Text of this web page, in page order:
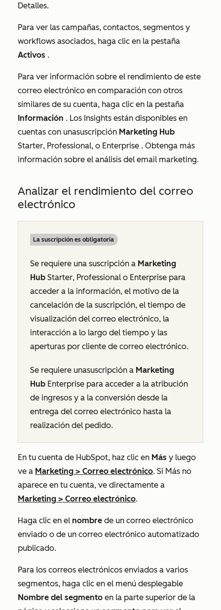
Detalles.
Para ver las campañas, contactos, segmentos y
workflows asociados, haga clic en la pestaña
Activos .
Para ver información sobre el rendimiento de este
correo electrónico en comparación con otros
similares de su cuenta, haga clic en la pestaña
Información . Los Insights están disponibles en
cuentas con unasuscripción Marketing Hub
Starter, Professional, o Enterprise . Obtenga más
información sobre el análisis del email marketing.
Analizar el rendimiento del correo
electrónico
La suscripción es obligatoria
Se requiere una suscripción a Marketing
Hub Starter, Professional o Enterprise para
acceder a la información, el motivo de la
cancelación de la suscripción, el tiempo de
visualización del correo electrónico, la
interacción a lo largo del tiempo y las
aperturas por cliente de correo electrónico.
Se requiere unasuscripción a Marketing
Hub Enterprise para acceder a la atribución
de ingresos y a la conversión desde la
entrega del correo electrónico hasta la
realización del pedido.
En tu cuenta de HubSpot, haz clic en Más y luego
ve a Marketing > Correo electrónico. Si Más no
aparece en tu cuenta, ve directamente a
Marketing > Correo electrónico.
Haga clic en el nombre de un correo electrónico
enviado o de un correo electrónico automatizado
publicado.
Para los correos electrónicos enviados a varios
segmentos, haga clic en el menú desplegable
Nombre del segmento en la parte superior de la